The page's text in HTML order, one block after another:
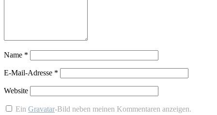
Name *
E-Mail-Adresse *
Website
EinGravatar-Bild neben meinen Kommentaren anzeigen.